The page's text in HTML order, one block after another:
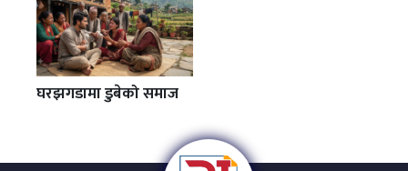
घरझगडामा डुबेको समाज